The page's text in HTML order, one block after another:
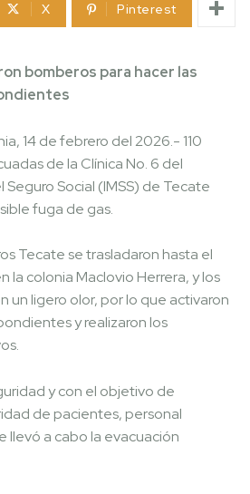
X Pinterest
bomberos para hacer las
14 de febrero del 2026.- 110
de la Clínica No. 6 del
Social (IMSS) de Tecate
fuga de gas.
Tecate se trasladaron hasta el
la colonia Maclovio Herrera, y los
un ligero olor, por lo que activaron
y realizaron los
y con el objetivo de
de pacientes, personal
llevó a cabo la evacuación